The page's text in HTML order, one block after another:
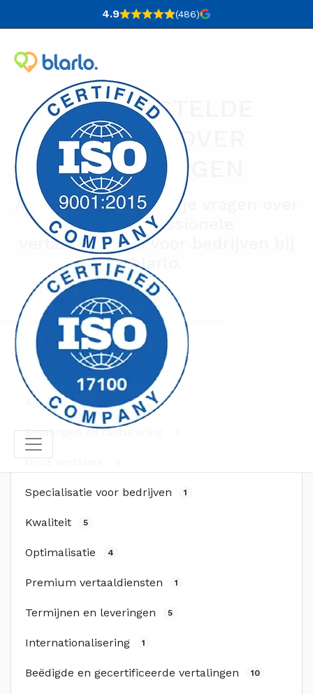
4.9 (486)
VEELGESTELDE
VRAGEN OVER
VERTALINGEN
Alle antwoorden op je vragen over
onze professionele
vertaaldiensten voor bedrijven bij
blarlo.
Vertaalbureau Veelgestelde vragen over vertalingen
Categorieën
Algemeen
Betalingen en facturering
Onze vertalers
Specialisatie voor bedrijven 1
Kwaliteit 5
Optimalisatie 4
Premium vertaaldiensten 1
Termijnen en leveringen 5
Internationalisering 1
Beëdigde en gecertificeerde vertalingen 10